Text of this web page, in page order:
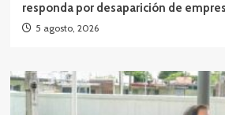
responda por desaparición de
5 agosto, 2026